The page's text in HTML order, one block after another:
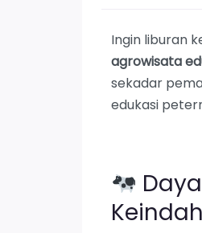
Ingin liburan
agrowisata
sekadar
edukasi